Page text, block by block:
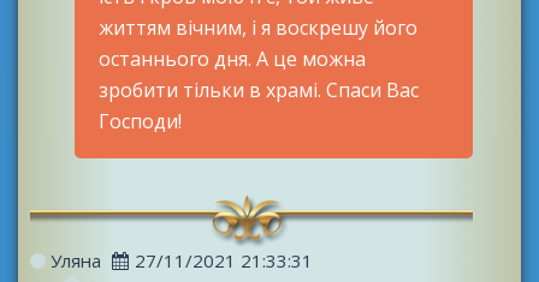
життям вічним, і я воскрешу його
останнього дня. А це можна
зробити тільки в храмі. Спаси Вас
Господи!
Уляна 27/11/2021 21:33:31